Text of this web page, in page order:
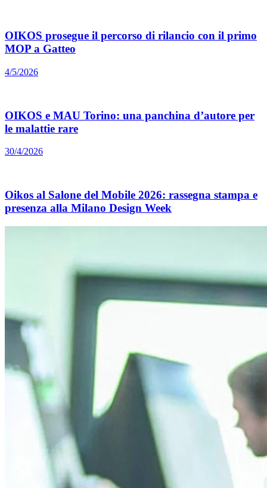
OIKOS prosegue il percorso di rilancio con il primo
MOP a Gatteo
4/5/2026
OIKOS e MAU Torino: una panchina d’autore per
le malattie rare
30/4/2026
Oikos al Salone del Mobile 2026: rassegna stampa e
presenza alla Milano Design Week